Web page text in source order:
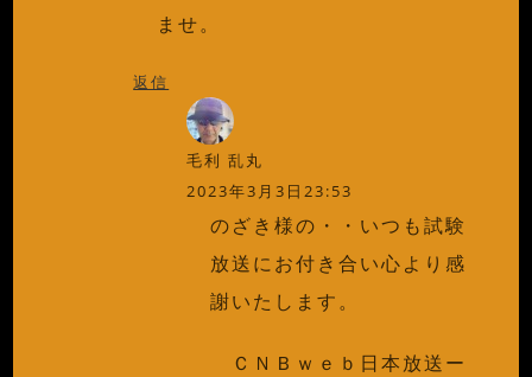
ませ。
返信
毛利 乱丸
2023年3月3日23:53
のざき様の・・いつも試験
放送にお付き合い心より感
謝いたします。
ＣＮＢｗｅｂ日本放送ー